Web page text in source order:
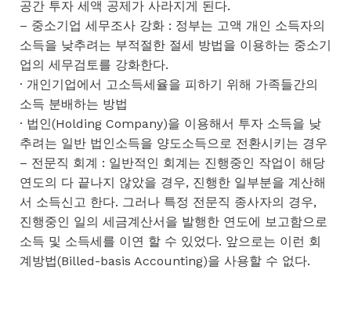
공간 투자 세액 공제가 사라지게 된다.
– 중소기업 세무조사 강화 : 정부는 고액 개인 소득자의
소득을 낮추려는 부적절한 절세 방법을 이용하는 중소기
업의 세무검토를 강화한다.
· 개인기업에서 고소득세율을 피하기 위해 가족들간의
소득 분배하는 방법
· 법인(Holding Company)을 이용해서 투자 소득을 낮
추려는 일반 법인소득을 양도소득으로 전환시키는 경우
– 전문직 회계 : 일반적인 회계는 진행중인 작업이 해당
연도의 다 끝나지 않았을 경우, 진행한 일부분을 계산해
서 소득신고 한다. 그러나 특정 전문직 종사자의 경우,
진행중인 일의 세금계산서을 발행한 연도에 보고함으로
소득 및 소득세를 이연 할 수 있었다. 앞으로는 이런 회
계방법(Billed-basis Accounting)을 사용할 수 없다.